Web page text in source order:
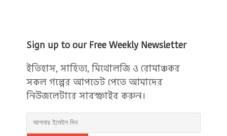
Sign up to our Free Weekly Newsletter
ইতিহাস, সাহিত্য, মিথোলজি ও রোমাঞ্চকর
সকল গল্পের আপডেট পেতে আমাদের
নিউজলেটারে সাবস্ক্রাইব করুন।